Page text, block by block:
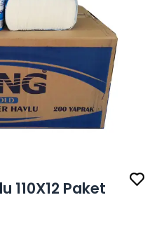
110X12 Paket